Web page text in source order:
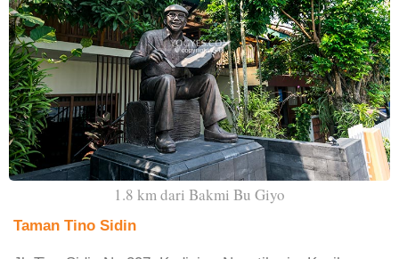
1.8 km dari Bakmi Bu Giyo
Taman Tino Sidin